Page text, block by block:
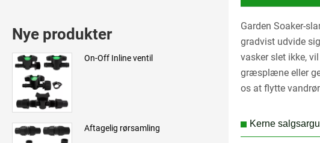
Nye produkter
On-Off Inline ventil
Aftagelig rørsamling
Garden Soaker-
gradvist udvide
vasker slet ikke,
græsplæne eller
os at flytte
Kerne